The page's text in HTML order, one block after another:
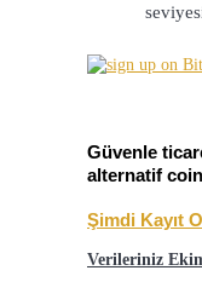
Kopya Ticaret
En iyi traderlarla
Güvenle
alternatif
Şimdi Kayıt
Verileriniz